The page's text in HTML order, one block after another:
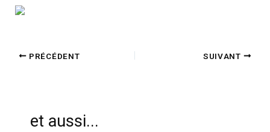
PRÉCÉDENT SUIVANT
et aussi...